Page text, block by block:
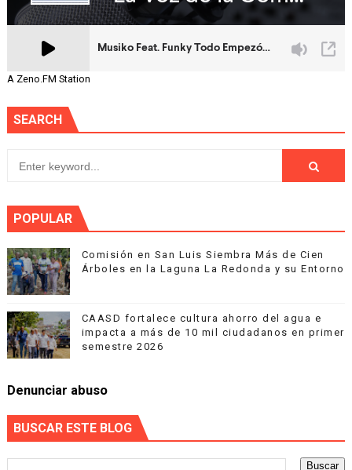
A Zeno.FM Station
SEARCH
POPULAR
Comisión en San Luis Siembra Más de Cien
Árboles en la Laguna La Redonda y su Entorno
CAASD fortalece cultura ahorro del agua e
impacta a más de 10 mil ciudadanos en primer
semestre 2026
Denunciar abuso
BUSCAR ESTE BLOG